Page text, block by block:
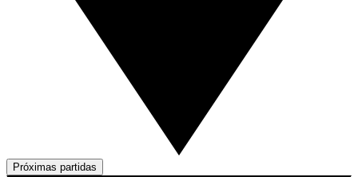
Próximas partidas